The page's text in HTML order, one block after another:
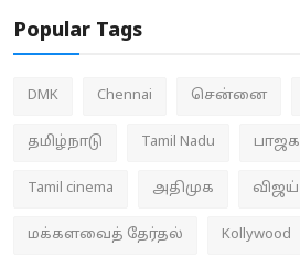
Popular Tags
DMK Chennai சென்னை
தமிழ்நாடு Tamil Nadu பாஜக
Tamil cinema அதிமுக விஜய்
மக்களவைத் தேர்தல் Kollywood